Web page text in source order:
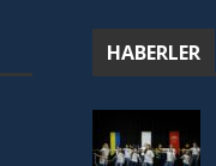
HABERLER